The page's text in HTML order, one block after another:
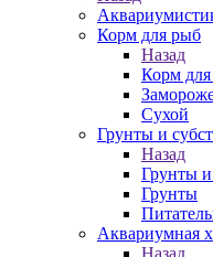
Корм для рыб
Назад
Корм
Сухой
Грунты и
Назад
Грунты и
Грунты
Аквариумная
Назад